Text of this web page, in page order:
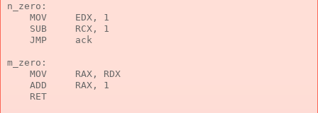
n_zero:
    MOV     EDX, 1
    SUB     RCX, 1
    JMP     ack
m_zero:
    MOV     RAX, RDX
    ADD     RAX, 1
    RET